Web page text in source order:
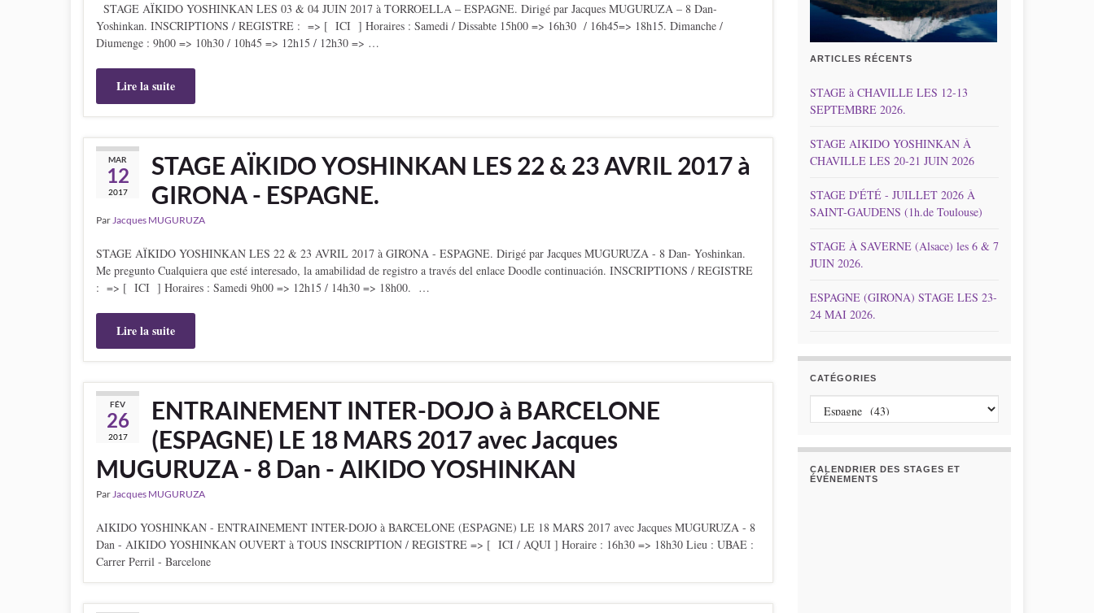
STAGE AÏKIDO YOSHINKAN LES 03 & 04 JUIN 2017 à TORROELLA – ESPAGNE. Dirigé par Jacques MUGURUZA – 8 Dan-
Yoshinkan. INSCRIPTIONS / REGISTRE : => [ ICI ] Horaires : Samedi / Dissabte 15h00 => 16h30 / 16h45=> 18h15. Dimanche /
Diumenge : 9h00 => 10h30 / 10h45 => 12h15 / 12h30 => …
Lire la suite
MAR
12
2017
STAGE AÏKIDO YOSHINKAN LES 22 & 23 AVRIL 2017 à
GIRONA - ESPAGNE.
ParJacques MUGURUZA
STAGE AÏKIDO YOSHINKAN LES 22 & 23 AVRIL 2017 à GIRONA - ESPAGNE. Dirigé par Jacques MUGURUZA - 8 Dan- Yoshinkan.
Me pregunto Cualquiera que esté interesado, la amabilidad de registro a través del enlace Doodle continuación. INSCRIPTIONS / REGISTRE
: => [ ICI ] Horaires : Samedi 9h00 => 12h15 / 14h30 => 18h00. …
Lire la suite
FÉV
26
2017
ENTRAINEMENT INTER-DOJO à BARCELONE
(ESPAGNE) LE 18 MARS 2017 avec Jacques
MUGURUZA - 8 Dan - AIKIDO YOSHINKAN
ParJacques MUGURUZA
AIKIDO YOSHINKAN - ENTRAINEMENT INTER-DOJO à BARCELONE (ESPAGNE) LE 18 MARS 2017 avec Jacques MUGURUZA - 8
Dan - AIKIDO YOSHINKAN OUVERT à TOUS INSCRIPTION / REGISTRE => [ ICI / AQUI ] Horaire : 16h30 => 18h30 Lieu : UBAE :
Carrer Perril - Barcelone
ARTICLES RÉCENTS
STAGE à CHAVILLE LES 12-13
SEPTEMBRE 2026.
STAGE AIKIDO YOSHINKAN À
CHAVILLE LES 20-21 JUIN 2026
STAGE D'ÉTÉ - JUILLET 2026 À
SAINT-GAUDENS (1h.de Toulouse)
STAGE À SAVERNE (Alsace) les 6 & 7
JUIN 2026.
ESPAGNE (GIRONA) STAGE LES 23-
24 MAI 2026.
CATÉGORIES
Catégories
CALENDRIER DES STAGES ET
ÉVÉNEMENTS